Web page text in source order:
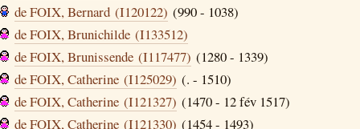
de FOIX, Bernard (I120122) (990 - 1038)
de FOIX, Brunichilde (I133512)
de FOIX, Brunissende (I117477) (1280 - 1339)
de FOIX, Catherine (I125029) (. - 1510)
de FOIX, Catherine (I121327) (1470 - 12 fév 1517)
de FOIX, Catherine (I121330) (1454 - 1493)